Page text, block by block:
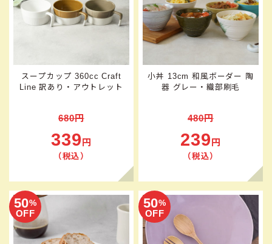
スープカップ 360cc Craft
Line 訳あり・アウトレット
680円
339 円
（税込）
小丼 13cm 和風ボーダー 陶
器 グレー・織部刷毛
480円
239 円
（税込）
50%
OFF
50%
OFF